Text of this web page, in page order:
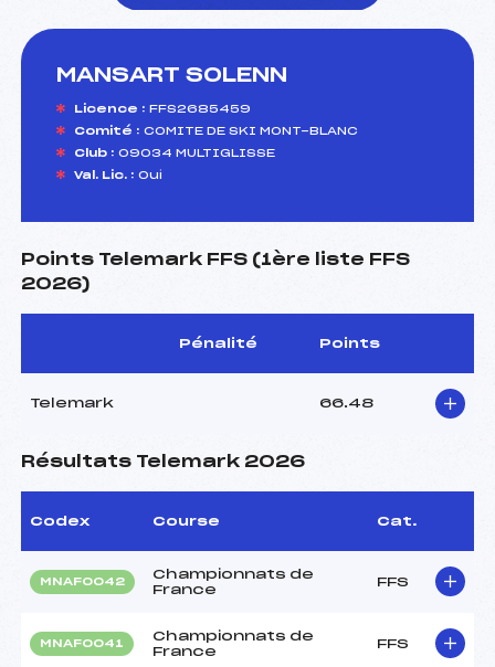
MANSART SOLENN
Licence : FFS2685459
Comité : COMITE DE SKI MONT-BLANC
Club : 09034 MULTIGLISSE
Val. Lic. : Oui
Points Telemark FFS (1ère liste FFS
2026)
Pénalité Points
Telemark 66.48
Résultats Telemark 2026
Codex Course Cat.
MNAF0042
Championnats de
France
FFS
MNAF0041
Championnats de
France
FFS